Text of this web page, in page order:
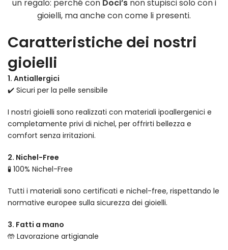
un regalo: perché con Doci’snon stupisci solo con i
gioielli, ma anche con come li presenti.
Caratteristiche dei nostri
gioielli
1. Antiallergici
✔️ Sicuri per la pelle sensibile
I nostri gioielli sono realizzati con materiali ipoallergenici e
completamente privi di nichel, per offrirti bellezza e
comfort senza irritazioni.
2. Nichel-Free
🧪 100% Nichel-Free
Tutti i materiali sono certificati e nichel-free, rispettando le
normative europee sulla sicurezza dei gioielli.
3. Fatti a mano
🤲 Lavorazione artigianale